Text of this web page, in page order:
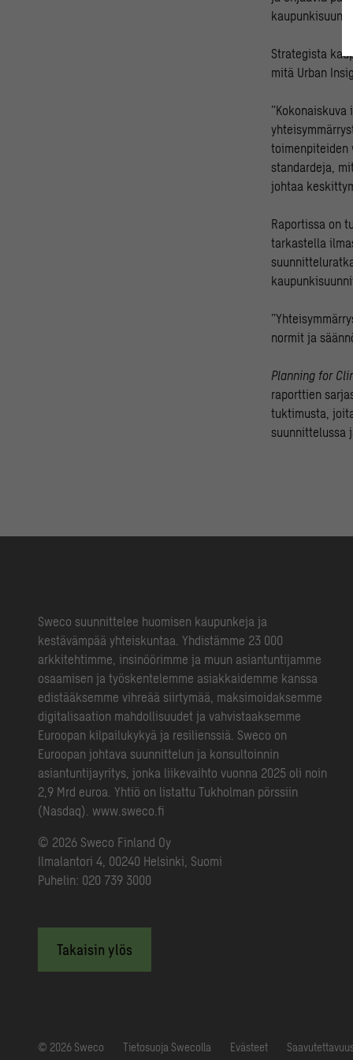
Strategista
mitä Urban
toimenpiteiden
standardeja,
johtaa
Raportissa on
tarkastella
normit ja
Planning for
raporttien
tuktimusta,
suunnittelussa
Sweco suunnittelee huomisen kaupunkeja ja
kestävämpää yhteiskuntaa. Yhdistämme 23 000
arkkitehtimme, insinöörimme ja muun asiantuntijamme
osaamisen ja työskentelemme asiakkaidemme kanssa
edistääksemme vihreää siirtymää, maksimoidaksemme
digitalisaation mahdollisuudet ja vahvistaaksemme
Euroopan kilpailukykyä ja resilienssiä. Sweco on
Euroopan johtava suunnittelun ja konsultoinnin
asiantuntijayritys, jonka liikevaihto vuonna 2025 oli noin
2,9 Mrd euroa. Yhtiö on listattu Tukholman pörssiin
(Nasdaq). www.sweco.fi
© 2026 Sweco Finland Oy
Ilmalantori 4, 00240 Helsinki, Suomi
Puhelin: 020 739 3000
Takaisin ylös
© 2026 Sweco Tietosuoja Swecolla Evästeet